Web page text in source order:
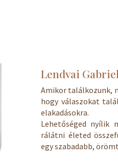
Lendvai
Amikor találkozunk,
hogy válaszokat
elakadásokra.
Lehetőséged nyílik
rálátni életed
egy szabadabb,